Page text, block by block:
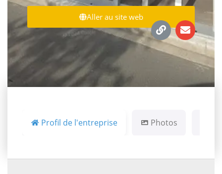
Aller au site web
Profil de l'entreprise Photos